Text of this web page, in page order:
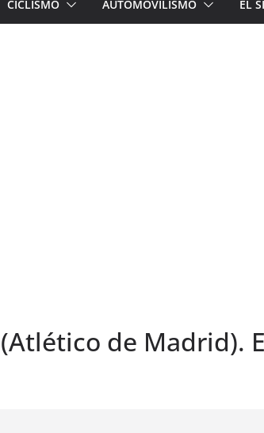
CICLISMO AUTOMOVILISMO EL
de Madrid).